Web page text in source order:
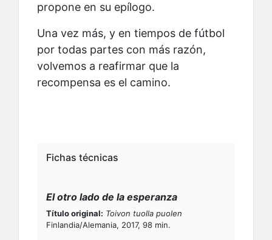
propone en su epílogo.
Una vez más, y en tiempos de fútbol
por todas partes con más razón,
volvemos a reafirmar que la
recompensa es el camino.
Fichas técnicas
El otro lado de la esperanza
Título original: Toivon tuolla puolen
Finlandia/Alemania, 2017, 98 min.